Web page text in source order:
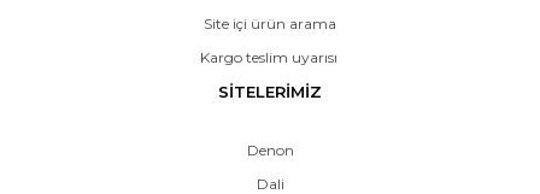
Site içi ürün arama
Kargo teslim uyarısı
SİTELERİMİZ
Denon
Dali